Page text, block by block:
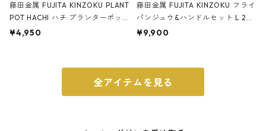
藤田金属 FUJITA KINZOKU PLANT
POT HACHI ハチ プランターポッ
ト 3号 ブラック
¥4,950
藤田金属 FUJITA KINZOKU フライ
パンジュウ&ハンドルセット L 24c
m ガス火・IH対応 鉄フライパン
¥9,900
全アイテムを見る